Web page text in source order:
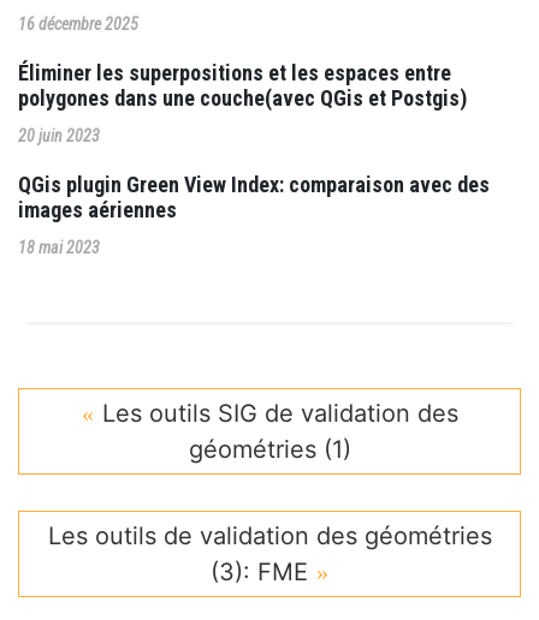
16 décembre 2025
Éliminer les superpositions et les espaces entre
polygones dans une couche(avec QGis et Postgis)
20 juin 2023
QGis plugin Green View Index: comparaison avec des
images aériennes
18 mai 2023
Les outils SIG de validation des
géométries (1)
Les outils de validation des géométries
(3): FME